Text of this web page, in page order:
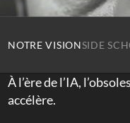
NOTRE VISIONSIDE
À l’ère de l’IA,
accélère.